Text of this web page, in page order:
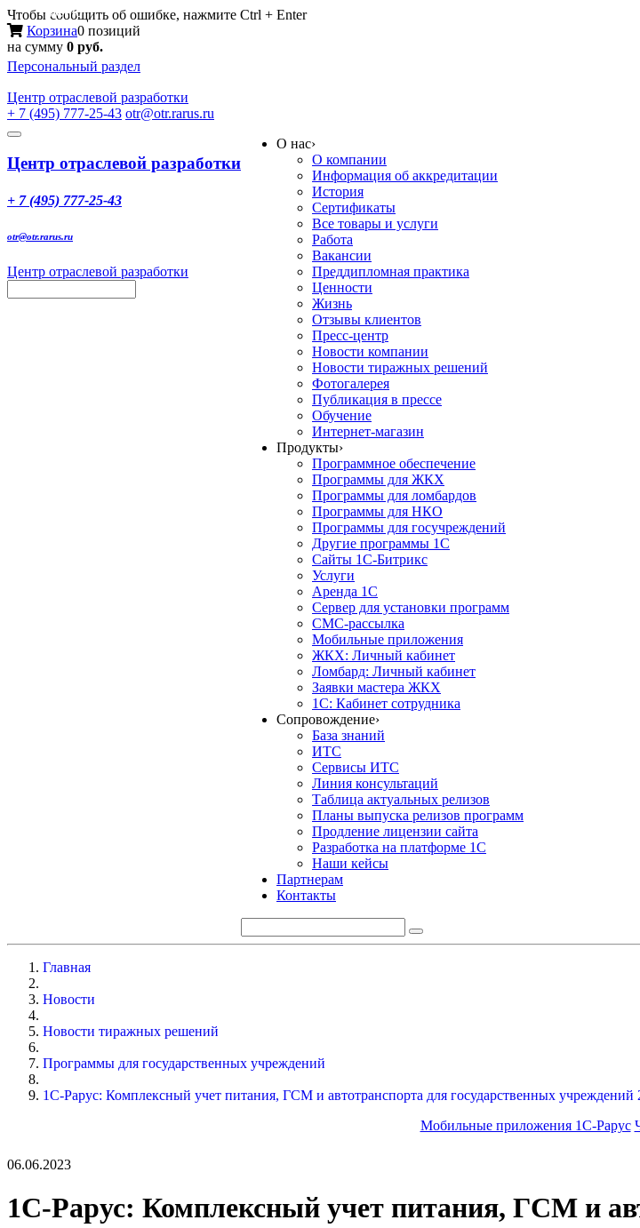
Чтобы сообщить об ошибке, нажмите Ctrl + Enter
Корзина0 позиций
на сумму 0 руб.
Персональный раздел
Центр отраслевой разработки
+ 7 (495) 777-25-43 otr@otr.rarus.ru
Toggle
Меню
Центр отраслевой разработки
+ 7 (495) 777-25-43
otr@otr.rarus.ru
Центр отраслевой разработки
О нас›
О компании
Информация об аккредитации
История
Сертификаты
Все товары и услуги
Работа
Вакансии
Преддипломная практика
Ценности
Жизнь
Отзывы клиентов
Пресс-центр
Новости компании
Новости тиражных решений
Фотогалерея
Публикация в прессе
Обучение
Интернет-магазин
Продукты›
Программное обеспечение
Программы для ЖКХ
Программы для ломбардов
Программы для НКО
Программы для госучреждений
Другие программы 1С
Сайты 1С-Битрикс
Услуги
Аренда 1С
Сервер для установки программ
СМС-рассылка
Мобильные приложения
ЖКХ: Личный кабинет
Ломбард: Личный кабинет
Заявки мастера ЖКХ
1С: Кабинет сотрудника
Сопровождение›
База знаний
ИТС
Сервисы ИТС
Линия консультаций
Таблица актуальных релизов
Планы выпуска релизов программ
Продление лицензии сайта
Разработка на платформе 1С
Наши кейсы
Партнерам
Контакты
Главная
Новости
Новости тиражных решений
Программы для государственных учреждений
1С-Рарус: Комплексный учет питания, ГСМ и автотранспорта для государственных учреждений
Мобильные приложения 1С-Рарус
06.06.2023
1С-Рарус: Комплексный учет питания, ГСМ и